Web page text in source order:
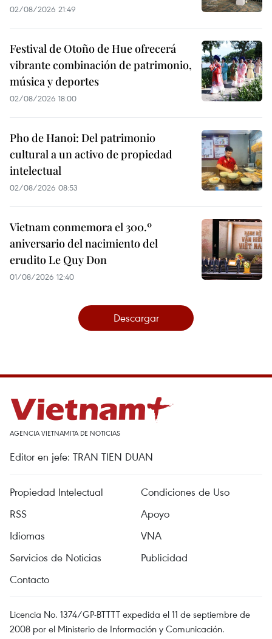
02/08/2026 21:49
Festival de Otoño de Hue ofrecerá
vibrante combinación de patrimonio,
música y deportes
02/08/2026 18:00
Pho de Hanoi: Del patrimonio
cultural a un activo de propiedad
intelectual
02/08/2026 08:53
Vietnam conmemora el 300.º
aniversario del nacimiento del
erudito Le Quy Don
01/08/2026 12:40
Descargar
AGENCIA VIETNAMITA DE NOTICIAS
Editor en jefe: TRAN TIEN DUAN
Propiedad Intelectual
Condiciones de Uso
RSS
Apoyo
Idiomas
VNA
Servicios de Noticias
Publicidad
Contacto
Licencia No. 1374/GP-BTTTT expedida el 11 de septiembre de
2008 por el Ministerio de Información y Comunicación.